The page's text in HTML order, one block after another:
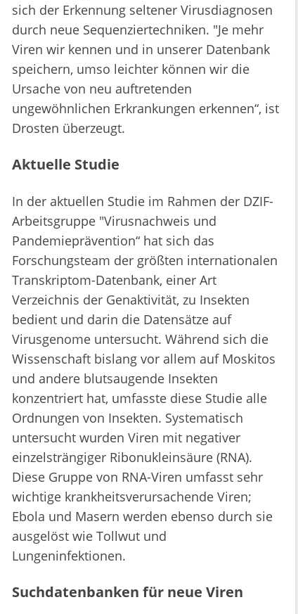
sich der Erkennung seltener Virusdiagnosen
durch neue Sequenziertechniken. "Je mehr
Viren wir kennen und in unserer Datenbank
speichern, umso leichter können wir die
Ursache von neu auftretenden
ungewöhnlichen Erkrankungen erkennen“, ist
Drosten überzeugt.
Aktuelle Studie
In der aktuellen Studie im Rahmen der DZIF-
Arbeitsgruppe "Virusnachweis und
Pandemieprävention“ hat sich das
Forschungsteam der größten internationalen
Transkriptom-Datenbank, einer Art
Verzeichnis der Genaktivität, zu Insekten
bedient und darin die Datensätze auf
Virusgenome untersucht. Während sich die
Wissenschaft bislang vor allem auf Moskitos
und andere blutsaugende Insekten
konzentriert hat, umfasste diese Studie alle
Ordnungen von Insekten. Systematisch
untersucht wurden Viren mit negativer
einzelsträngiger Ribonukleinsäure (RNA).
Diese Gruppe von RNA-Viren umfasst sehr
wichtige krankheitsverursachende Viren;
Ebola und Masern werden ebenso durch sie
ausgelöst wie Tollwut und
Lungeninfektionen.
Suchdatenbanken für neue Viren